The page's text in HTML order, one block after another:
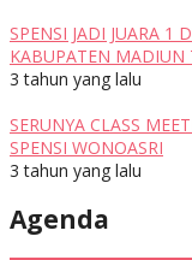
SPENSI JADI JUARA 1
KABUPATEN MADIUN
3 tahun yang lalu
SERUNYA CLASS
SPENSI WONOASRI
3 tahun yang lalu
Agenda